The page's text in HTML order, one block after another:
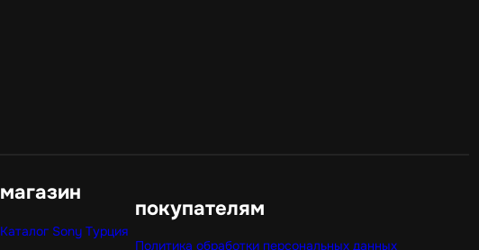
магазин
Каталог Sony Турция
покупателям
Политика обработки персональных данных